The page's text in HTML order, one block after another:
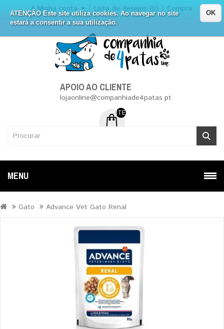
ATENÇÃO Este site utiliza cookies. Ao navegar no site
estará a consentir a sua utilização.
OK
A Minha conta Lista de desejos (0) Compra
APOIO AO CLIENTE
lojaonline@companhiade4patas.pt
ITEM (NS) DE 0 - 0.00€
MENU
Gato Advance Vet Gato Renal